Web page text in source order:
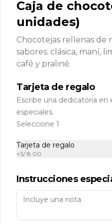
Zona delivery
RUC: 20509076945 Razón
Políticas de Reparto a
Términos y condiciones
Política de privacidad
Redes sociales
Instagram
Pedir
Política de
Haga clic en Aceptar
cookies a fin de
Caja de
unidades)
Chocotejas rellenas de
sabores: clásica, maní,
café y praliné.
Tarjeta de regalo
Escribe una dedicatoria en
especiales.
Seleccione 1
Tarjeta de regalo
+S/ 8.00
Instrucciones